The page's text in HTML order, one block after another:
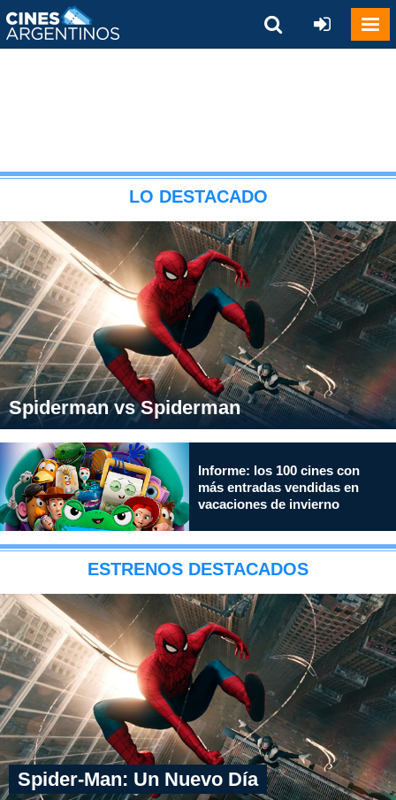
LO DESTACADO
Spiderman vs Spiderman
Informe: los 100 cines con
más entradas vendidas en
vacaciones de invierno
ESTRENOS DESTACADOS
Spider-Man: Un Nuevo Día